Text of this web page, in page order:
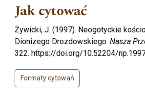
Jak cytować
Żywicki, J. (1997). Neogotyckie
Dionizego Drozdowskiego. Nasza
322. https://doi.org/10.52204/
Formaty cytowań